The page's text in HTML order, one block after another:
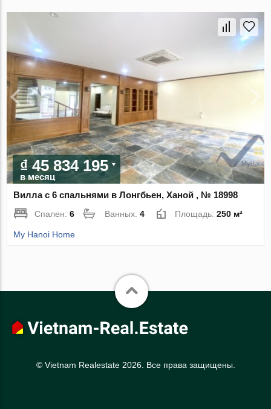
₫ 45 834 195
в месяц
Вилла с 6 спальнями в Лонгбьен, Ханой , № 18998
Спален:6 Ванных:4 Площадь:250 м²
My Hanoi Home
© Vietnam Realestate 2026. Все права защищены.